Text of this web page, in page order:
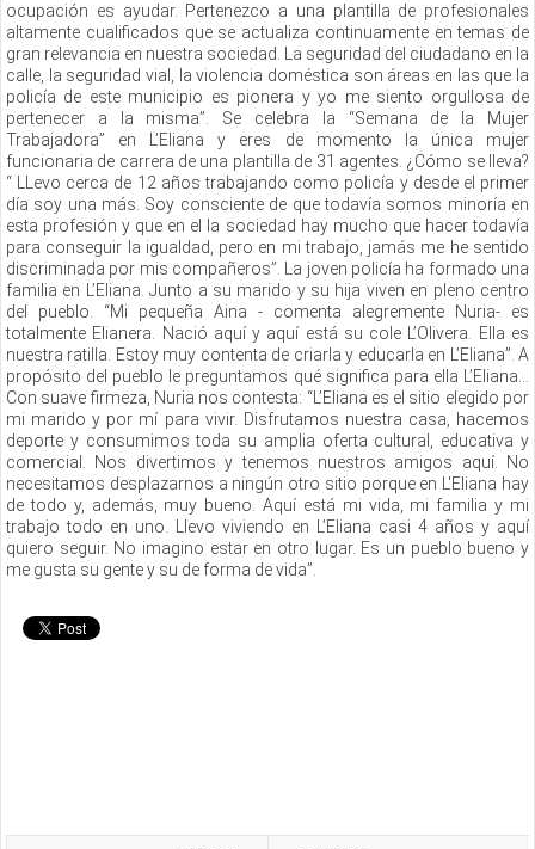
ocupación es ayudar. Pertenezco a una plantilla de profesionales
altamente cualificados que se actualiza continuamente en temas de
gran relevancia en nuestra sociedad. La seguridad del ciudadano en la
calle, la seguridad vial, la violencia doméstica son áreas en las que la
policía de este municipio es pionera y yo me siento orgullosa de
pertenecer a la misma”. Se celebra la “Semana de la Mujer
Trabajadora” en L’Eliana y eres de momento la única mujer
funcionaria de carrera de una plantilla de 31 agentes. ¿Cómo se lleva?
“ LLevo cerca de 12 años trabajando como policía y desde el primer
día soy una más. Soy consciente de que todavía somos minoría en
esta profesión y que en el la sociedad hay mucho que hacer todavía
para conseguir la igualdad, pero en mi trabajo, jamás me he sentido
discriminada por mis compañeros”. La joven policía ha formado una
familia en L’Eliana. Junto a su marido y su hija viven en pleno centro
del pueblo. “Mi pequeña Aina - comenta alegremente Nuria- es
totalmente Elianera. Nació aquí y aquí está su cole L’Olivera. Ella es
nuestra ratilla. Estoy muy contenta de criarla y educarla en L’Eliana”. A
propósito del pueblo le preguntamos qué significa para ella L’Eliana...
Con suave firmeza, Nuria nos contesta: “L’Eliana es el sitio elegido por
mi marido y por mí para vivir. Disfrutamos nuestra casa, hacemos
deporte y consumimos toda su amplia oferta cultural, educativa y
comercial. Nos divertimos y tenemos nuestros amigos aquí. No
necesitamos desplazarnos a ningún otro sitio porque en L'Eliana hay
de todo y, además, muy bueno. Aquí está mi vida, mi familia y mi
trabajo todo en uno. Llevo viviendo en L’Eliana casi 4 años y aquí
quiero seguir. No imagino estar en otro lugar. Es un pueblo bueno y
me gusta su gente y su de forma de vida”.